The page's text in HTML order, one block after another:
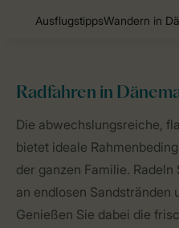
Home Länder Dänemark
Radfahren in
Die abwechslungsreiche,
bietet ideale
der ganzen Familie.
an endlosen Sandstränden
Genießen Sie dabei die